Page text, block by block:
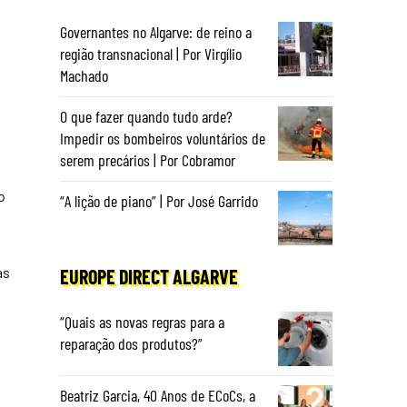
Governantes no Algarve: de reino a
região transnacional | Por Virgílio
Machado
O que fazer quando tudo arde?
Impedir os bombeiros voluntários de
serem precários | Por Cobramor
“A lição de piano” | Por José Garrido
EUROPE DIRECT ALGARVE
“Quais as novas regras para a
reparação dos produtos?”
Beatriz Garcia, 40 Anos de ECoCs, a